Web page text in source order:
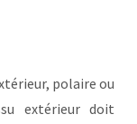
polaire ou
extérieur doit